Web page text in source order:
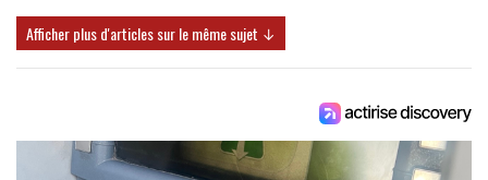
Afficher plus d'articles sur le même sujet ↓